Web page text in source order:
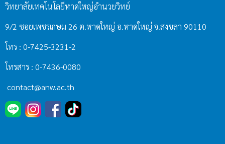
วิทยาลัยเทคโนโลยีหาดใหญ่อำนวยวิทย์
9/2 ซอยเพชรเกษม 26 ต.หาดใหญ่ อ.หาดใหญ่ จ.สงขลา 90110
โทร : 0-7425-3231-2
โทรสาร : 0-7436-0080
contact@anw.ac.th